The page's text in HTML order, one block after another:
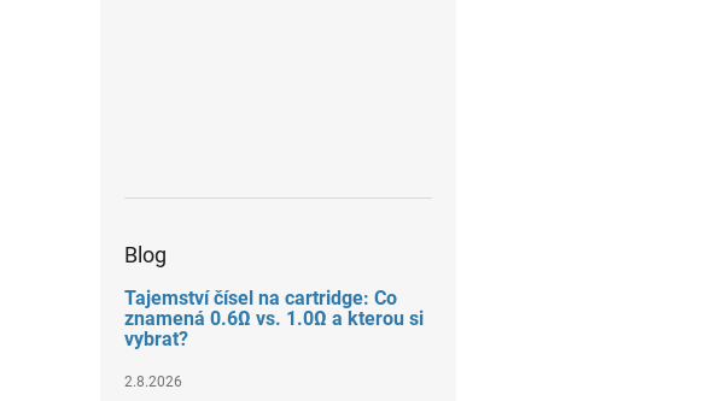
Blog
Tajemství čísel na cartridge: Co
znamená 0.6Ω vs. 1.0Ω a kterou si
vybrat?
2.8.2026